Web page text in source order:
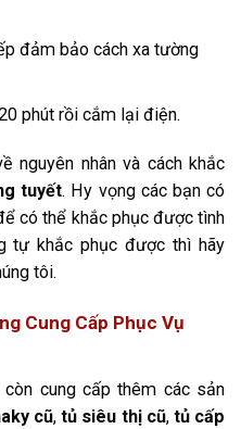
đảm bảo cách xa tường
phút rồi cắm lại điện.
nguyên nhân và cách khắc
tuyết. Hy vọng các bạn có
có thể khắc phục được tình
tự khắc phục được thì hãy
tôi.
Cung Cấp Phục Vụ
còn cung cấp thêm các sản
cũ,tủ siêu thị cũ, tủ cấp